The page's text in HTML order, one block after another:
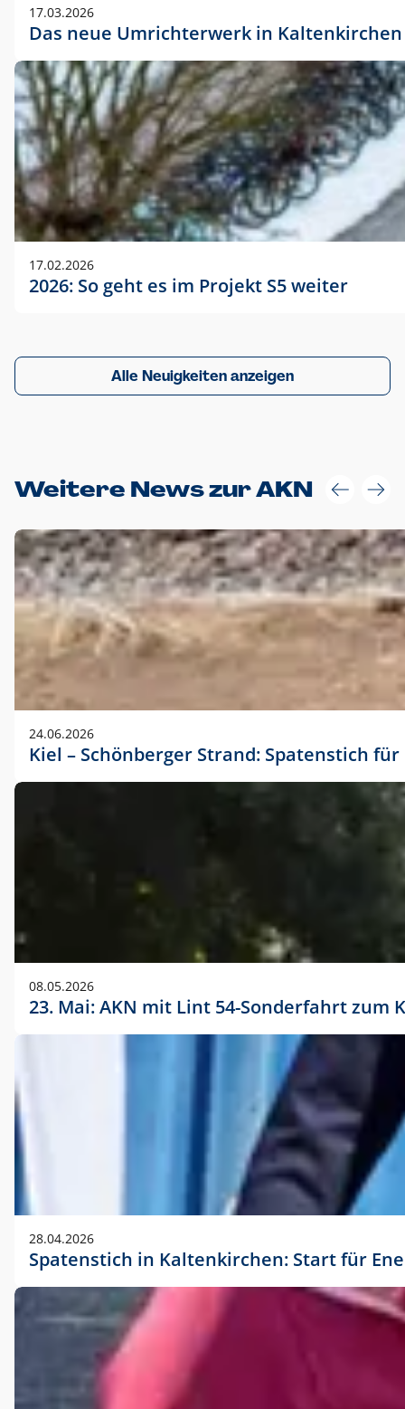
17.03.2026
Das neue Umrichterwerk in Kaltenkirchen
17.02.2026
2026: So geht es im Projekt S5 weiter
Alle Neuigkeiten anzeigen
Weitere News zur AKN
24.06.2026
Kiel – Schönberger Strand: Spatenstich
08.05.2026
23. Mai: AKN mit Lint 54-Sonderfahrt
28.04.2026
Spatenstich in Kaltenkirchen: Start für